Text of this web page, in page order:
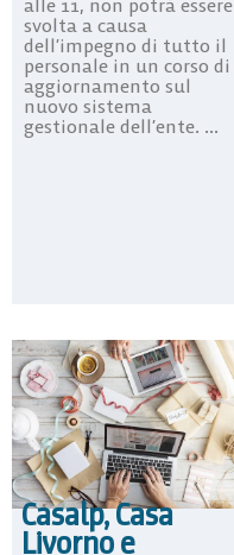
svolta a causa
dell’impegno di tutto il
personale in un corso di
aggiornamento sul
nuovo sistema
gestionale dell’ente. ...
Casalp, Casa
Livorno e